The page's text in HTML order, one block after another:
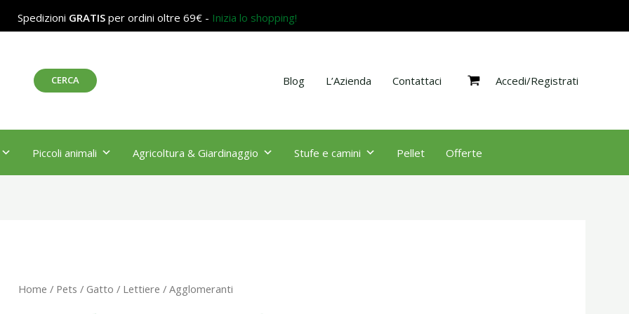
Spedizioni GRATIS per ordini oltre 69€ - Inizia lo shopping!
CERCA Blog L’Azienda Contattaci Accedi/Registrati
Piccoli animali Agricoltura & Giardinaggio Stufe e camini Pellet Offerte
Home / Pets / Gatto / Lettiere / Agglomeranti